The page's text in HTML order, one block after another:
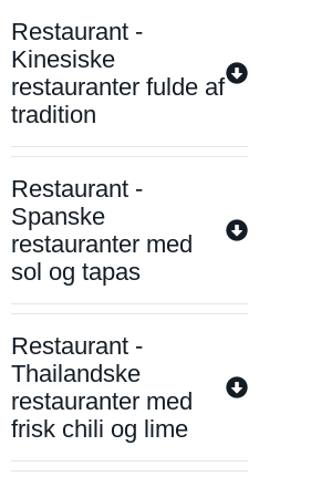
Restaurant -
Kinesiske
restauranter fulde af
tradition
Restaurant -
Spanske
restauranter med
sol og tapas
Restaurant -
Thailandske
restauranter med
frisk chili og lime